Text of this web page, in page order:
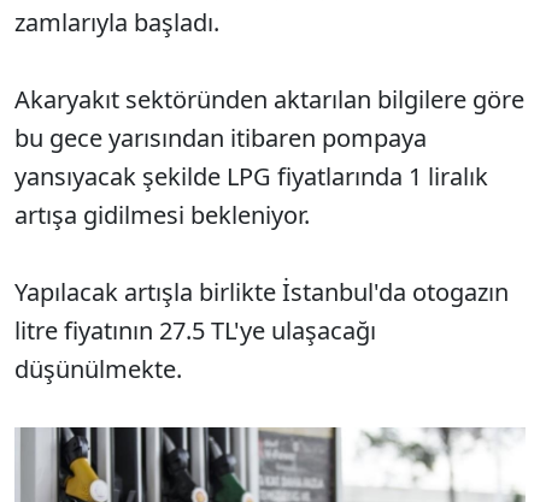
zamlarıyla başladı.
Akaryakıt sektöründen aktarılan bilgilere göre
bu gece yarısından itibaren pompaya
yansıyacak şekilde LPG fiyatlarında 1 liralık
artışa gidilmesi bekleniyor.
Yapılacak artışla birlikte İstanbul'da otogazın
litre fiyatının 27.5 TL'ye ulaşacağı
düşünülmekte.